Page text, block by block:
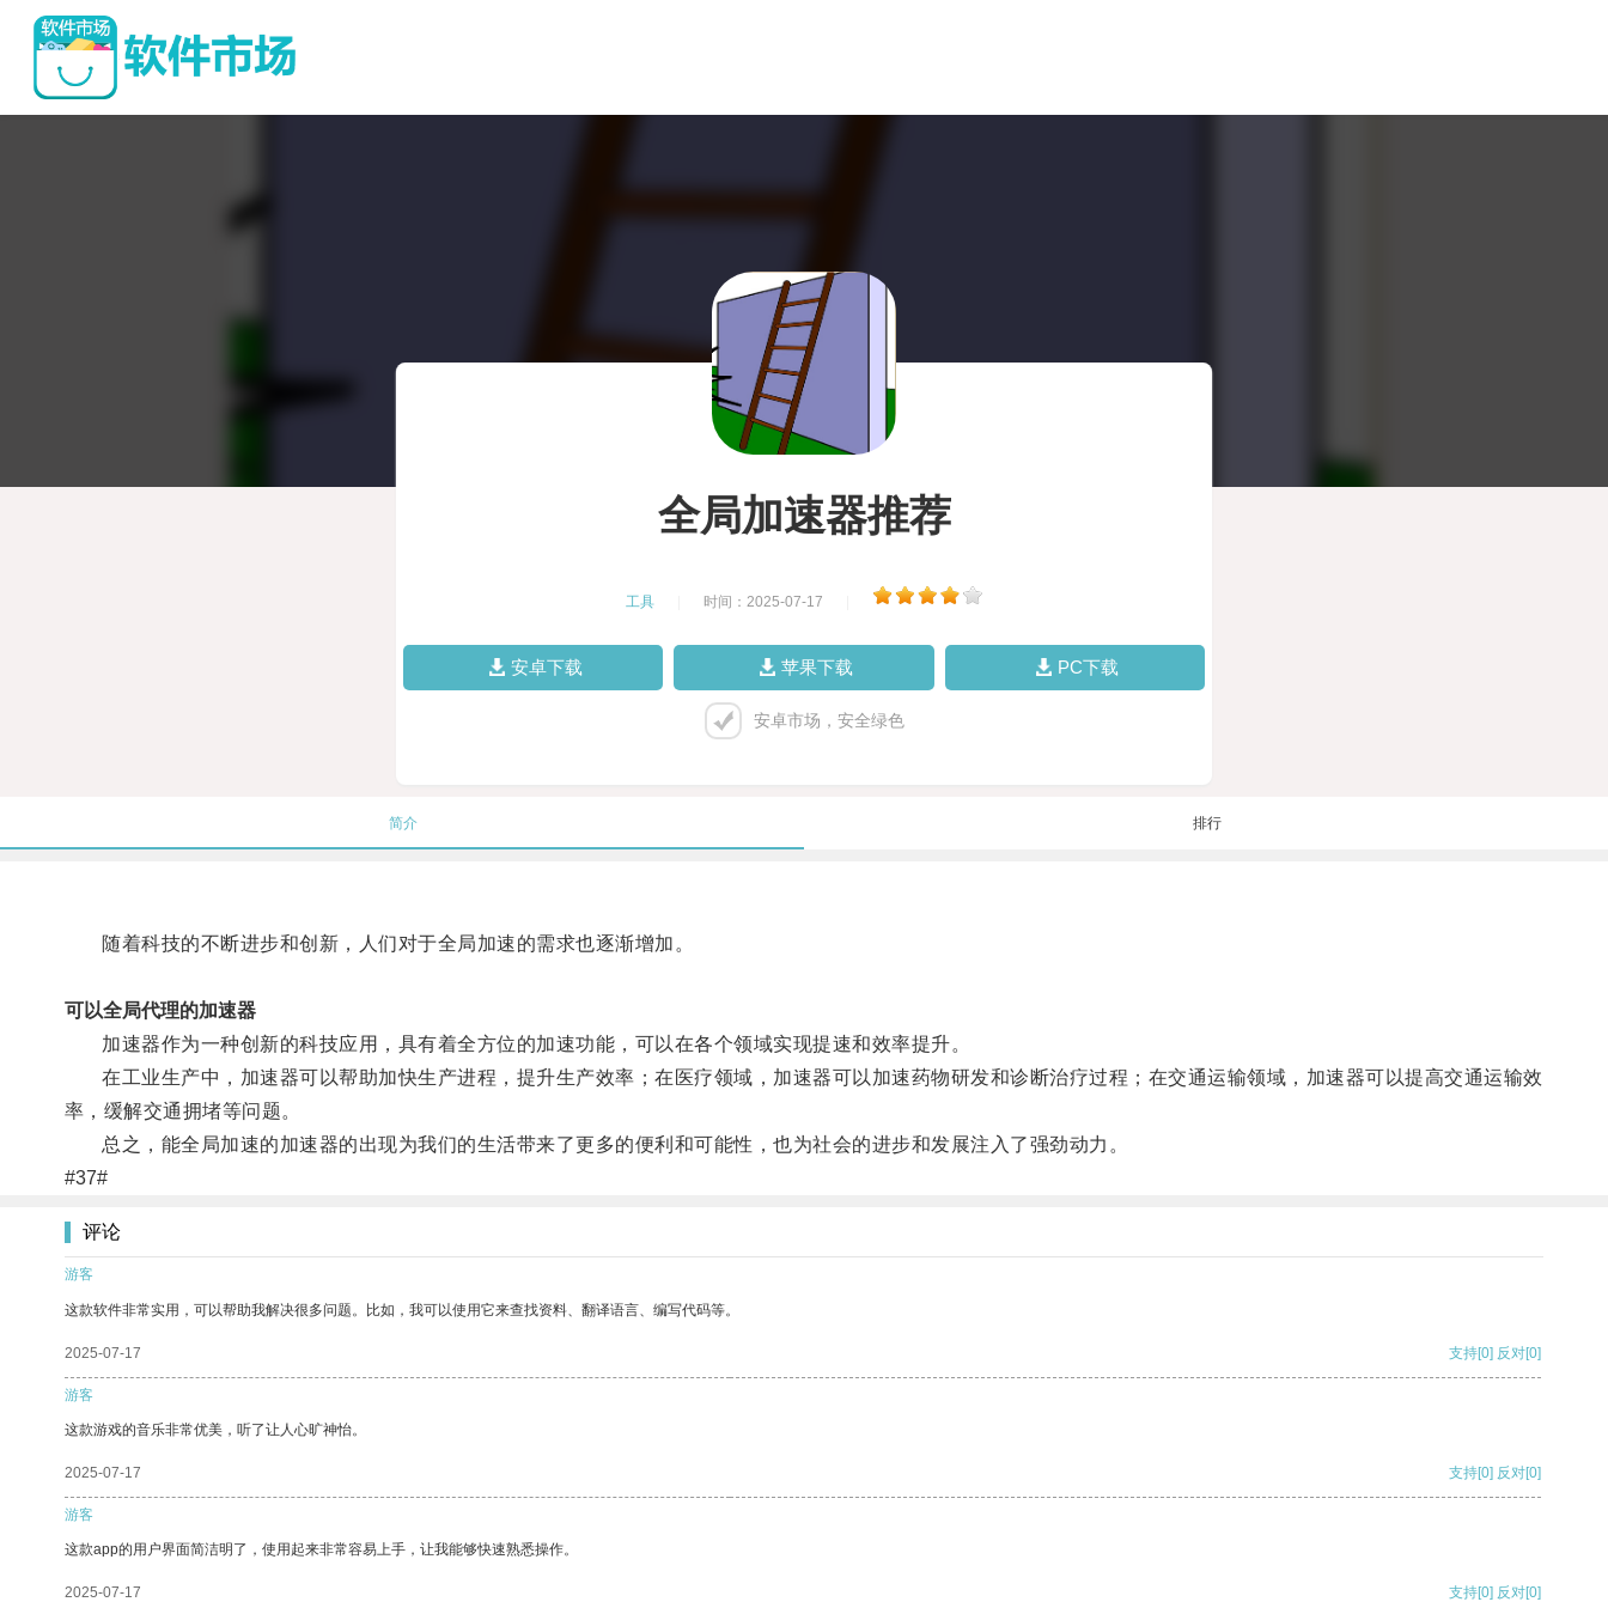
全局加速器推荐
工具 时间：2025-07-17
安卓下载 苹果下载 PC下载
安卓市场，安全绿色
简介 排行
随着科技的不断进步和创新，人们对于全局加速的需求也逐渐增加。
可以全局代理的加速器
加速器作为一种创新的科技应用，具有着全方位的加速功能，可以在各个领域实现提速和效率提升。
在工业生产中，加速器可以帮助加快生产进程，提升生产效率；在医疗领域，加速器可以加速药物研发和诊断治疗过程；在交通运输领域，加速器可以提高交通运输效
率，缓解交通拥堵等问题。
总之，能全局加速的加速器的出现为我们的生活带来了更多的便利和可能性，也为社会的进步和发展注入了强劲动力。
#37#
评论
游客
这款软件非常实用，可以帮助我解决很多问题。比如，我可以使用它来查找资料、翻译语言、编写代码等。
2025-07-17 支持[0] 反对[0]
游客
这款游戏的音乐非常优美，听了让人心旷神怡。
2025-07-17 支持[0] 反对[0]
游客
这款app的用户界面简洁明了，使用起来非常容易上手，让我能够快速熟悉操作。
2025-07-17 支持[0] 反对[0]